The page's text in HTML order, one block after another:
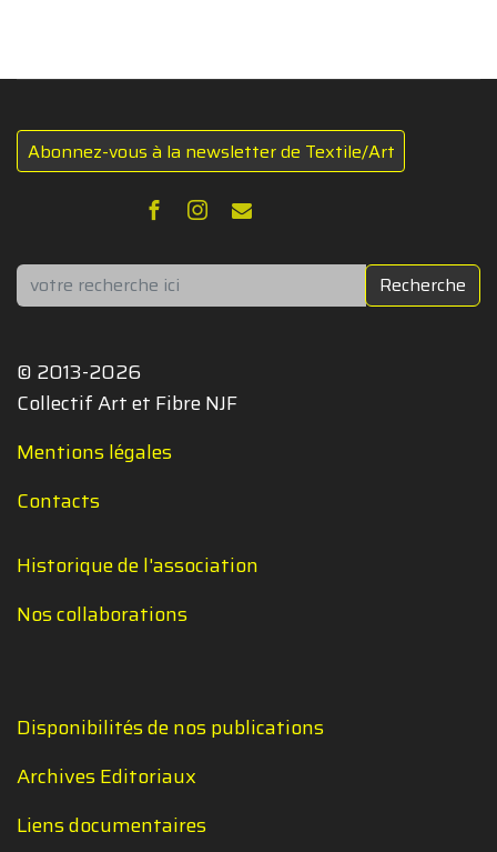
Abonnez-vous à la newsletter de Textile/Art
Rechercher Recherche
© 2013-2026
Collectif Art et Fibre NJF
Mentions légales
Contacts
Historique de l'association
Nos collaborations
Disponibilités de nos publications
Archives Editoriaux
Liens documentaires